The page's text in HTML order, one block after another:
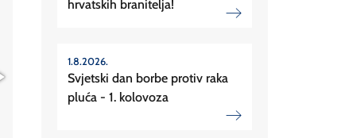
hrvatskih branitelja!
1.8.2026.
Svjetski dan borbe protiv raka
pluća - 1. kolovoza